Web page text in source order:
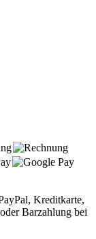
Kreditkarte,
Barzahlung bei